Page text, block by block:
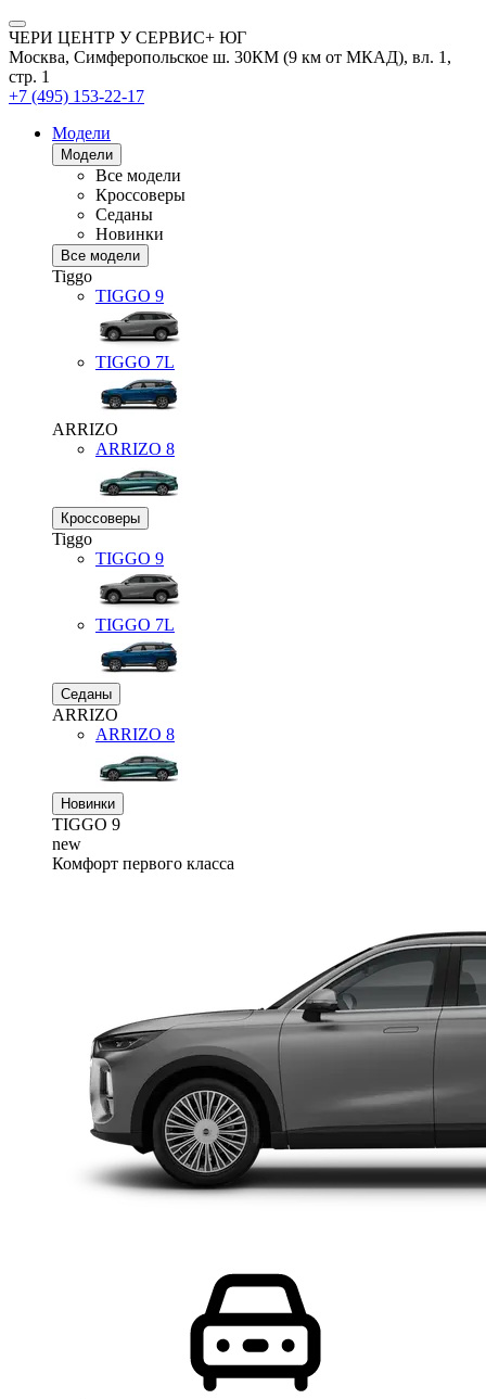
ЧЕРИ ЦЕНТР У СЕРВИС+ ЮГ
Москва, Симферопольское ш. 30КМ (9 км от МКАД), вл. 1,
стр. 1
+7 (495) 153-22-17
Модели
Модели
Все модели
Кроссоверы
Седаны
Новинки
Все модели
Tiggo
TIGGO 9
TIGGO 7L
ARRIZO
ARRIZO 8
Кроссоверы
Tiggo
TIGGO 9
TIGGO 7L
Седаны
ARRIZO
ARRIZO 8
Новинки
TIGGO 9
new
Комфорт первого класса